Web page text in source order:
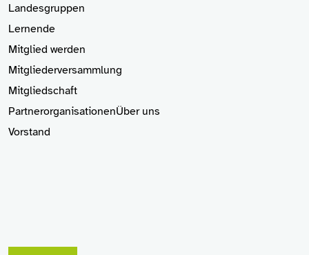
Landesgruppen
Lernende
Mitglied werden
Mitgliederversammlung
Mitgliedschaft
PartnerorganisationenÜber uns
Vorstand